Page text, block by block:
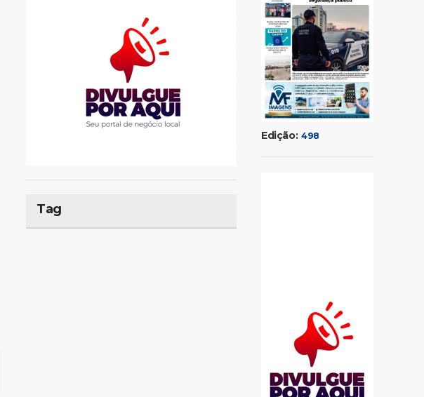
Tag
Edição: 498